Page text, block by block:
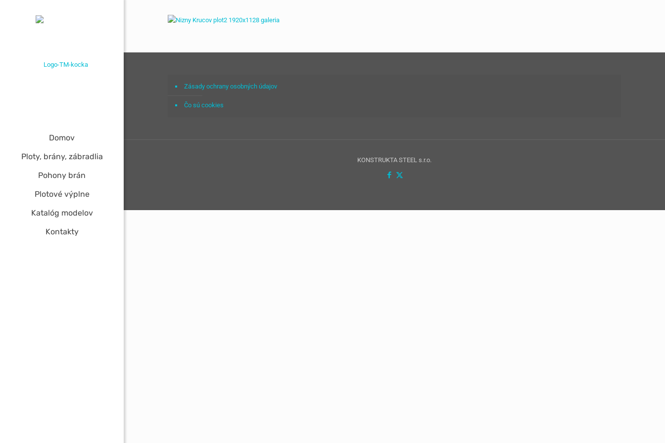
Domov
Ploty, brány, zábradlia
Pohony brán
Plotové výplne
Katalóg modelov
Kontakty
Zásady ochrany osobných údajov
Čo sú cookies
KONSTRUKTA STEEL s.r.o.